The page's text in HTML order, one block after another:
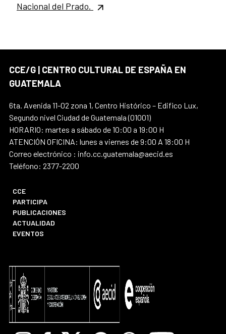
Nacional del Prado.
CCE/G | CENTRO CULTURAL DE ESPAÑA EN
GUATEMALA
6ta. Avenida 11-02 zona 1, Centro Histórico – Edifico Lux,
Segundo nivel Ciudad de Guatemala (01001)
HORARIO: martes a sábado de 10:00 a 19:00 H
ATENCIÓN OFICINA: lunes a viernes de 9:00 A 18:00 H
Correo electrónico : info.cc.guatemala@aecid.es
Teléfono: 2377-2200
CCE
PARTICIPA
PUBLICACIONES
ACTUALIDAD
EVENTOS